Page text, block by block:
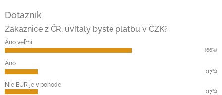
e
Dotazník
Zákaznice z ČR, uvítaly byste platbu v CZK?
Áno veľmi
(66%)
Áno
(17%)
Nie EUR je v pohode
(17%)